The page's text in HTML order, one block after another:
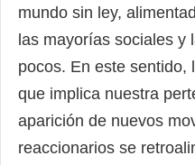
mundo sin ley,
las mayorías sociales y
pocos. En este sentido,
que implica nuestra
aparición de nuevos
reaccionarios se